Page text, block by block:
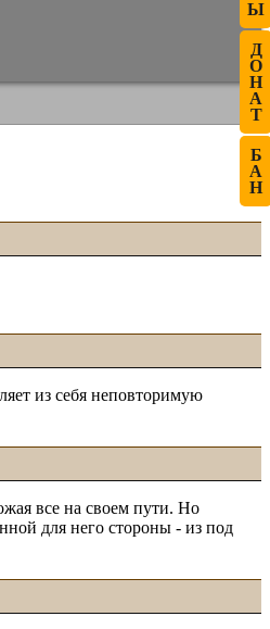
Ы
Д
О
Н
А
Т
Б
А
Н
из себя неповторимую
все на своем пути. Но
для него стороны - из под